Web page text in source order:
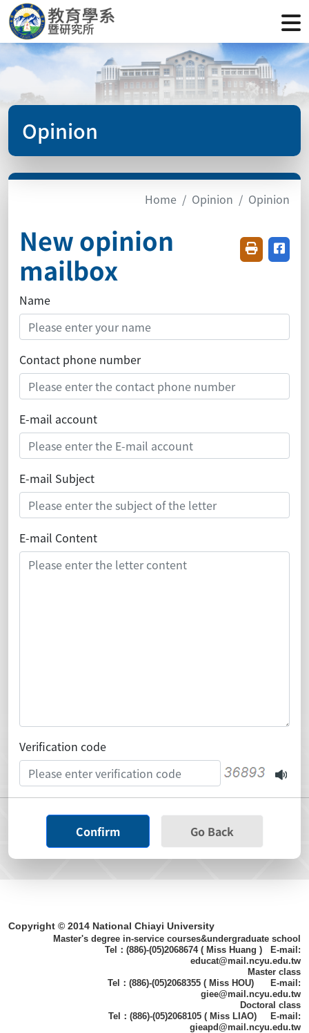
Opinion
Home Opinion Opinion
New opinion
mailbox
Friendly
Name
Contact phone number
E-mail account
E-mail Subject
E-mail Content
Verification code
Confirm Go Back
Copyright © 2014 National Chiayi University
Master's degree in-service courses&undergraduate school
Tel：(886)-(05)2068674 ( Miss Huang ) E-mail:
educat@mail.ncyu.edu.tw
Master class
Tel：(886)-(05)2068355 ( Miss HOU) E-mail:
giee@mail.ncyu.edu.tw
Doctoral class
Tel：(886)-(05)2068105 ( Miss LIAO) E-mail:
gieapd@mail.ncyu.edu.tw